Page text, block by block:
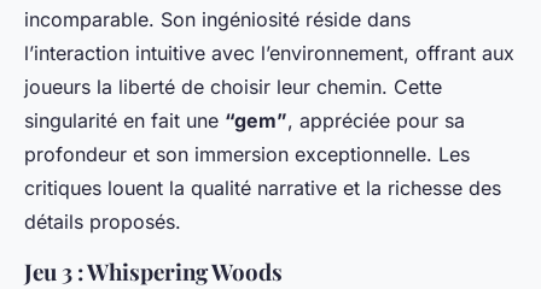
incomparable. Son ingéniosité réside dans
l’interaction intuitive avec l’environnement, offrant aux
joueurs la liberté de choisir leur chemin. Cette
singularité en fait une “gem”, appréciée pour sa
profondeur et son immersion exceptionnelle. Les
critiques louent la qualité narrative et la richesse des
détails proposés.
Jeu 3 :Whispering Woods